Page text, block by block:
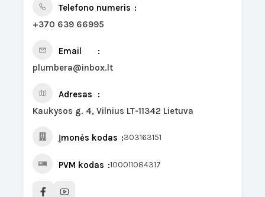
Telefono numeris
+370 639 66995
Email
plumbera@inbox.lt
Adresas
Kaukysos g. 4, Vilnius LT-11342 Lietuva
Įmonės kodas 303163151
PVM kodas 100011084317